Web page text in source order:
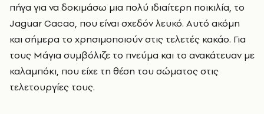
πήγα για να δοκιμάσω μια πολύ ιδιαίτερη ποικιλία, το
Jaguar Cacao, που είναι σχεδόν λευκό. Αυτό ακόμη
και σήμερα το χρησιμοποιούν στις τελετές κακάο. Για
τους Μάγια συμβόλιζε το πνεύμα και το ανακάτευαν με
καλαμπόκι, που είχε τη θέση του σώματος στις
τελετουργίες τους.